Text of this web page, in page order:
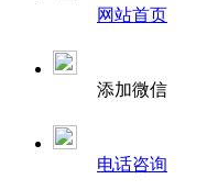
网站首页
添加微信
电话咨询